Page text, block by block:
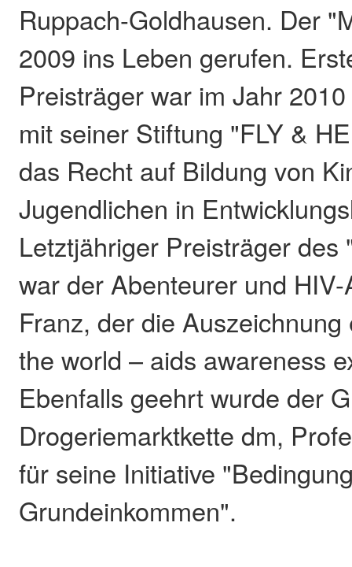
Ruppach-Goldhausen. Der
2009 ins Leben gerufen.
Preisträger war im Jahr
mit seiner Stiftung "FLY &
das Recht auf Bildung von
Jugendlichen in
Letztjähriger Preisträger des
war der Abenteurer und
Franz, der die
the world – aids awareness
Ebenfalls geehrt wurde der
Drogeriemarktkette dm,
für seine Initiative
Grundeinkommen".